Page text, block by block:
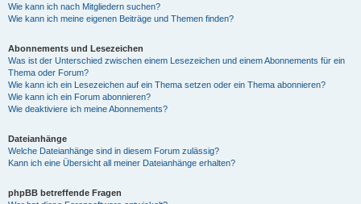
Wie kann ich nach Mitgliedern suchen?
Wie kann ich meine eigenen Beiträge und Themen finden?
Abonnements und Lesezeichen
Was ist der Unterschied zwischen einem Lesezeichen und einem Abonnements für ein
Thema oder Forum?
Wie kann ich ein Lesezeichen auf ein Thema setzen oder ein Thema abonnieren?
Wie kann ich ein Forum abonnieren?
Wie deaktiviere ich meine Abonnements?
Dateianhänge
Welche Dateianhänge sind in diesem Forum zulässig?
Kann ich eine Übersicht all meiner Dateianhänge erhalten?
phpBB betreffende Fragen